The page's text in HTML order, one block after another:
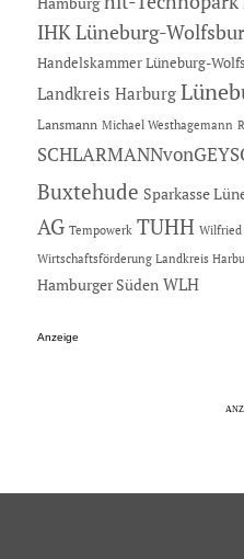
IHK Lüneburg-
Handelskammer Lüneburg-
Landkreis Harburg
Lansmann Michael Westhagemann
Buxtehude Sparkasse
AG Tempowerk TUHH Wilfried
Wirtschaftsförderung Landkreis
Hamburger Süden WLH
Anzeige